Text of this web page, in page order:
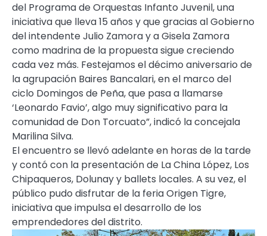
del Programa de Orquestas Infanto Juvenil, una
iniciativa que lleva 15 años y que gracias al Gobierno
del intendente Julio Zamora y a Gisela Zamora
como madrina de la propuesta sigue creciendo
cada vez más. Festejamos el décimo aniversario de
la agrupación Baires Bancalari, en el marco del
ciclo Domingos de Peña, que pasa a llamarse
‘Leonardo Favio’, algo muy significativo para la
comunidad de Don Torcuato”, indicó la concejala
Marilina Silva.
El encuentro se llevó adelante en horas de la tarde
y contó con la presentación de La China López, Los
Chipaqueros, Dolunay y ballets locales. A su vez, el
público pudo disfrutar de la feria Origen Tigre,
iniciativa que impulsa el desarrollo de los
emprendedores del distrito.